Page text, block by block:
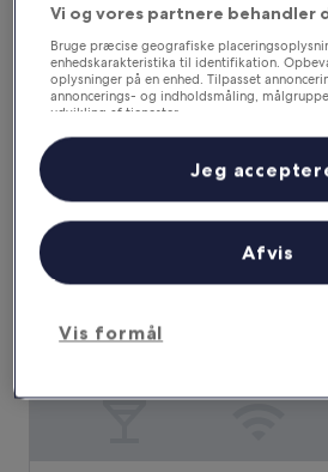
3.0-
stjernet
overnatningssted
Decin
9.2
ud
af
10,
Fremragende,
(118
anmeldelser)
9,2/10 Fremragende (118 anmeldelser)
Wellness Hotel Kocanda
Vi og vores partnere behandler
Bruge præcise geografiske
enhedskarakteristika til identifikation.
oplysninger på en enhed. Tilpasset
annoncerings- og indholdsmåling,
udvikling af tjenester.
Liste over partnere (leverandører)
Vis formål
Afvis
Jeg